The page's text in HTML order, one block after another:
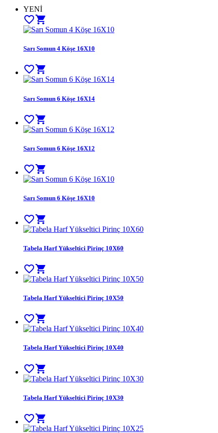
YENİ
favorite_bordershopping_cart
Sarı Somun 4 Köşe 16X10
favorite_border shopping_cart
Sarı Somun 6 Köşe 16X14
favorite_bordershopping_cart
Sarı Somun 6 Köşe 16X12
favorite_bordershopping_cart
Sarı Somun 6 Köşe 16X10
favorite_bordershopping_cart
Tabela Harf Yükseltici Pirinç 10X60
favorite_bordershopping_cart
Tabela Harf Yükseltici Pirinç 10X50
favorite_bordershopping_cart
Tabela Harf Yükseltici Pirinç 10X40
favorite_bordershopping_cart
Tabela Harf Yükseltici Pirinç 10X30
favorite_bordershopping_cart